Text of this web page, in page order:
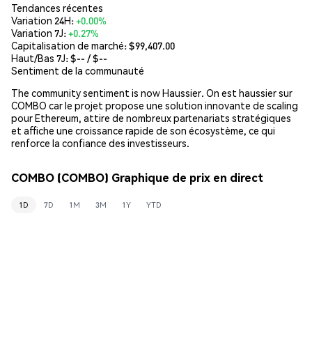
Tendances récentes
Variation 24H:+0.00%
Variation 7J:+0.27%
Capitalisation de marché:$99,407.00
Haut/Bas 7J: $-- / $--
Sentiment de la communauté
The community sentiment is now Haussier. On est haussier sur
COMBO car le projet propose une solution innovante de scaling
pour Ethereum, attire de nombreux partenariats stratégiques
et affiche une croissance rapide de son écosystème, ce qui
renforce la confiance des investisseurs.
COMBO (COMBO) Graphique de prix en direct
1D 7D 1M 3M 1Y YTD